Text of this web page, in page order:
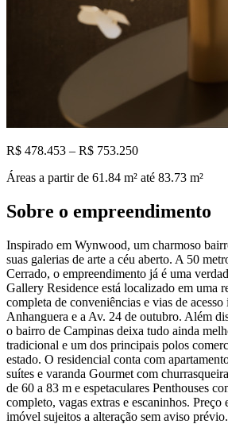
R$ 478.453 – R$ 753.250
Áreas a partir de 61.84 m² até 83.73 m²
Sobre o empreendimento
Inspirado em Wynwood, um charmoso
suas galerias de arte a céu aberto. A 50
Cerrado, o empreendimento já é uma
Gallery Residence está localizado em uma
completa de conveniências e vias de
Anhanguera e a Av. 24 de outubro. Além
o bairro de Campinas deixa tudo ainda
tradicional e um dos principais polos
estado. O residencial conta com
suítes e varanda Gourmet com
de 60 a 83 m e espetaculares Penthouses
completo, vagas extras e escaninhos.
imóvel sujeitos a alteração sem aviso prévio.